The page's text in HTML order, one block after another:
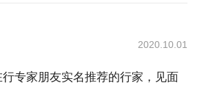
2020.10.01
专家朋友实名推荐的行家，见面